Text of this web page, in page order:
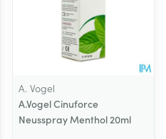
A. Vogel
A.Vogel Cinuforce
Neusspray Menthol 20ml